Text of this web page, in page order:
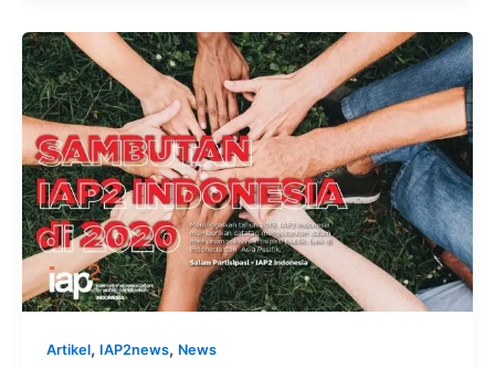
Artikel, IAP2news, News